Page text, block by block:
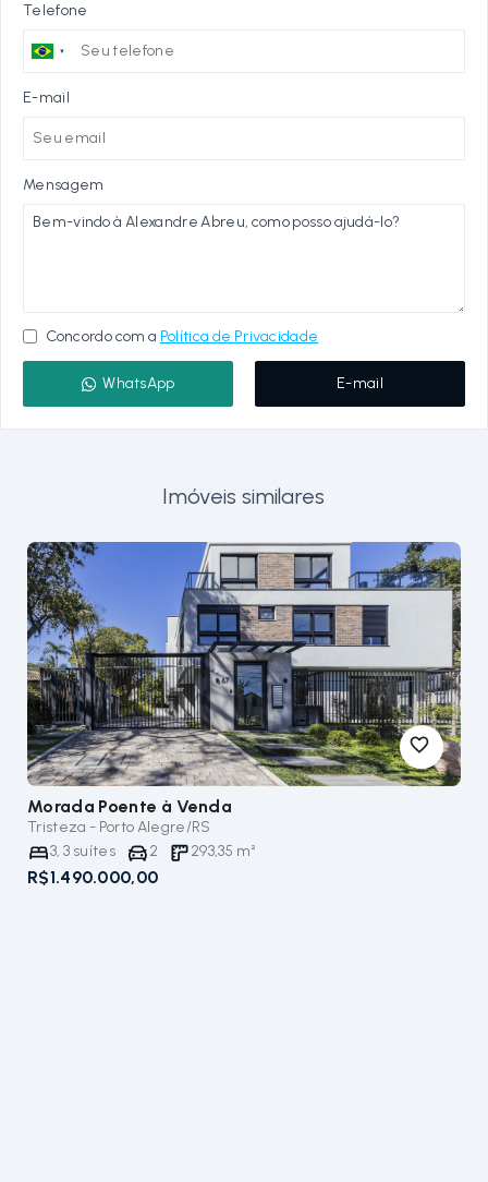
Telefone
E-mail
Mensagem
Concordo com a Política de Privacidade
WhatsApp E-mail
Imóveis similares
Morada Poente à Venda
Tristeza - Porto Alegre/RS
3,3 suítes 2 293,35 m²
R$1.490.000,00